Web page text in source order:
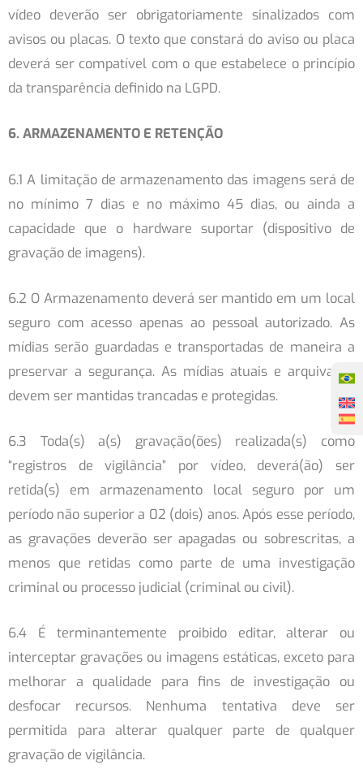
vídeo deverão ser obrigatoriamente sinalizados com
avisos ou placas. O texto que constará do aviso ou placa
deverá ser compatível com o que estabelece o princípio
da transparência definido na LGPD.
6. ARMAZENAMENTO E RETENÇÃO
6.1 A limitação de armazenamento das imagens será de
no mínimo 7 dias e no máximo 45 dias, ou ainda a
capacidade que o hardware suportar (dispositivo de
gravação de imagens).
6.2 O Armazenamento deverá ser mantido em um local
seguro com acesso apenas ao pessoal autorizado. As
mídias serão guardadas e transportadas de maneira a
preservar a segurança. As mídias atuais e arquivadas
devem ser mantidas trancadas e protegidas.
6.3 Toda(s) a(s) gravação(ões) realizada(s) como
“registros de vigilância” por vídeo, deverá(ão) ser
retida(s) em armazenamento local seguro por um
período não superior a 02 (dois) anos. Após esse período,
as gravações deverão ser apagadas ou sobrescritas, a
menos que retidas como parte de uma investigação
criminal ou processo judicial (criminal ou civil).
6.4 É terminantemente proibido editar, alterar ou
interceptar gravações ou imagens estáticas, exceto para
melhorar a qualidade para fins de investigação ou
desfocar recursos. Nenhuma tentativa deve ser
permitida para alterar qualquer parte de qualquer
gravação de vigilância.